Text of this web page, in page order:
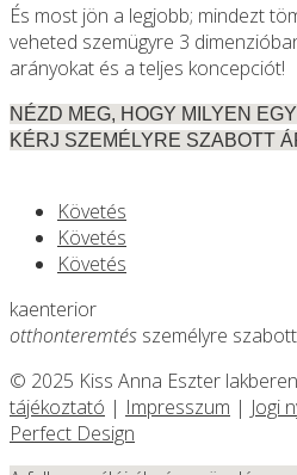
És most jön a legjobb; mindezt
veheted szemügyre 3
arányokat és a teljes koncepciót!
NÉZD MEG, HOGY MILYEN
KÉRJ SZEMÉLYRE SZABOTT
Követés
Követés
Követés
kaenterior
otthonteremtés személyre
© 2025 Kiss Anna Eszter
tájékoztató | Impresszum | Jogi
Perfect Design